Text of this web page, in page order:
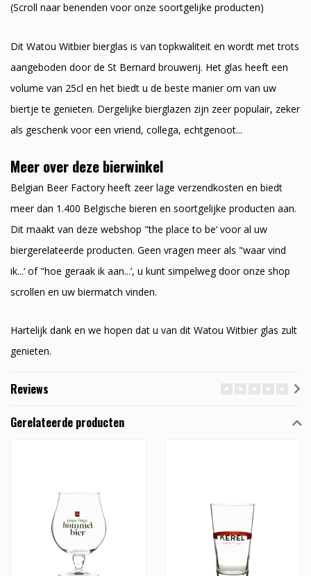
(Scroll naar benenden voor onze soortgelijke producten)
Dit Watou Witbier bierglas is van topkwaliteit en wordt met trots
aangeboden door de St Bernard brouwerij. Het glas heeft een
volume van 25cl en het biedt u de beste manier om van uw
biertje te genieten. Dergelijke bierglazen zijn zeer populair, zeker
als geschenk voor een vriend, collega, echtgenoot...
Meer over deze bierwinkel
Belgian Beer Factory heeft zeer lage verzendkosten en biedt
meer dan 1.400 Belgische bieren en soortgelijke producten aan.
Dit maakt van deze webshop "the place to be‘ voor al uw
biergerelateerde producten. Geen vragen meer als "waar vind
ik...‘ of "hoe geraak ik aan...‘, u kunt simpelweg door onze shop
scrollen en uw biermatch vinden.
Hartelijk dank en we hopen dat u van dit Watou Witbier glas zult
genieten.
Reviews
Gerelateerde producten